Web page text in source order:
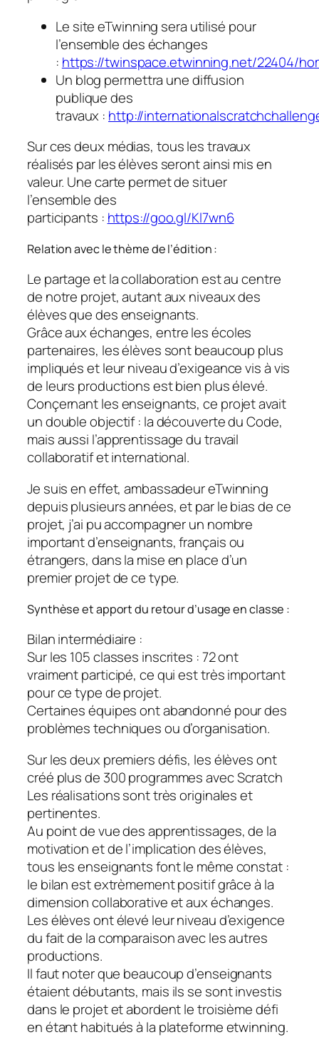
Le site eTwinning sera utilisé pour
l’ensemble des échanges
: https://twinspace.etwinning.net/22404/
Un blog permettra une diffusion
publique des
travaux : http://
Sur ces deux médias, tous les travaux
réalisés par les élèves seront ainsi mis en
valeur. Une carte permet de situer
l’ensemble des
participants : https://goo.gl/Kl7wn6
Relation avec le thème de l’édition :
Le partage et la collaboration est au centre
de notre projet, autant aux niveaux des
élèves que des enseignants.
Grâce aux échanges, entre les écoles
partenaires, les élèves sont beaucoup plus
impliqués et leur niveau d’exigeance vis à vis
de leurs productions est bien plus élevé.
Conçernant les enseignants, ce projet avait
un double objectif : la découverte du Code,
mais aussi l’apprentissage du travail
collaboratif et international.
Je suis en effet, ambassadeur eTwinning
depuis plusieurs années, et par le bias de ce
projet, j’ai pu accompagner un nombre
important d’enseignants, français ou
étrangers, dans la mise en place d’un
premier projet de ce type.
Synthèse et apport du retour d’usage en classe :
Bilan intermédiaire :
Sur les 105 classes inscrites : 72 ont
vraiment participé, ce qui est très important
pour ce type de projet.
Certaines équipes ont abandonné pour des
problèmes techniques ou d’organisation.
Sur les deux premiers défis, les élèves ont
créé plus de 300 programmes avec Scratch
Les réalisations sont très originales et
pertinentes.
Au point de vue des apprentissages, de la
motivation et de l’implication des élèves,
tous les enseignants font le même constat :
le bilan est extrèmement positif grâce à la
dimension collaborative et aux échanges.
Les élèves ont élevé leur niveau d’exigence
du fait de la comparaison avec les autres
productions.
Il faut noter que beaucoup d’enseignants
étaient débutants, mais ils se sont investis
dans le projet et abordent le troisième défi
en étant habitués à la plateforme etwinning.